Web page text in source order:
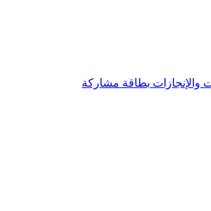
والإنجازات بطاقة مشاركة